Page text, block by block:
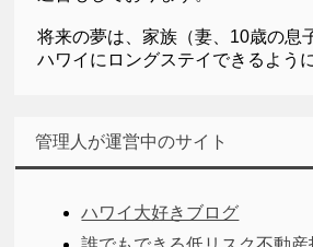
将来の夢は、家族（妻、10歳の息
ハワイにロングステイできるよう
管理人が運営中のサイト
ハワイ大好きブログ